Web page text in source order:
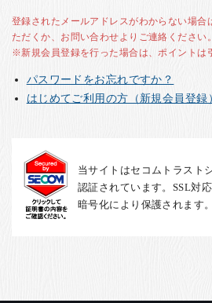
お知らせ
English
登録されたメールアドレスがわからない場合
ただくか、お問い合わせよりご連絡ください。
※新規会員登録を行った場合は、ポイントは
パスワードをお忘れですか？
はじめてご利用の方（新規会員登録
当サイトはセコムトラスト
認証されています。SSL対
暗号化により保護されます。